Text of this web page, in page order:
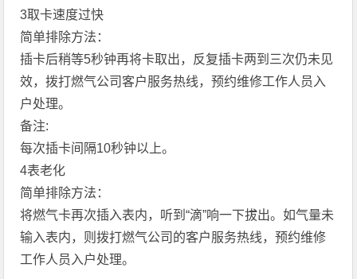
3取卡速度过快
简单排除方法：
插卡后稍等5秒钟再将卡取出，反复插卡两到三次仍未见
效，拨打燃气公司客户服务热线，预约维修工作人员入
户处理。
备注:
每次插卡间隔10秒钟以上。
4表老化
简单排除方法：
将燃气卡再次插入表内，听到“滴”响一下拔出。如气量未
输入表内，则拨打燃气公司的客户服务热线，预约维修
工作人员入户处理。